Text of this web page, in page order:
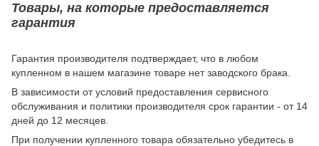
Товары, на которые предоставляется
гарантия
Гарантия производителя подтверждает, что в любом
купленном в нашем магазине товаре нет заводского брака.
В зависимости от условий предоставления сервисного
обслуживания и политики производителя срок гарантии - от 14
дней до 12 месяцев.
При получении купленного товара обязательно убедитесь в